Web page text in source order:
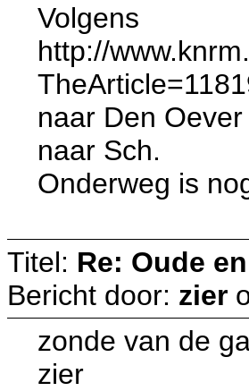
Volgens
http://
naar Den
naar Sch.
Onderweg is
Titel: Re: Oude
Bericht door: zier
zonde van de
zier